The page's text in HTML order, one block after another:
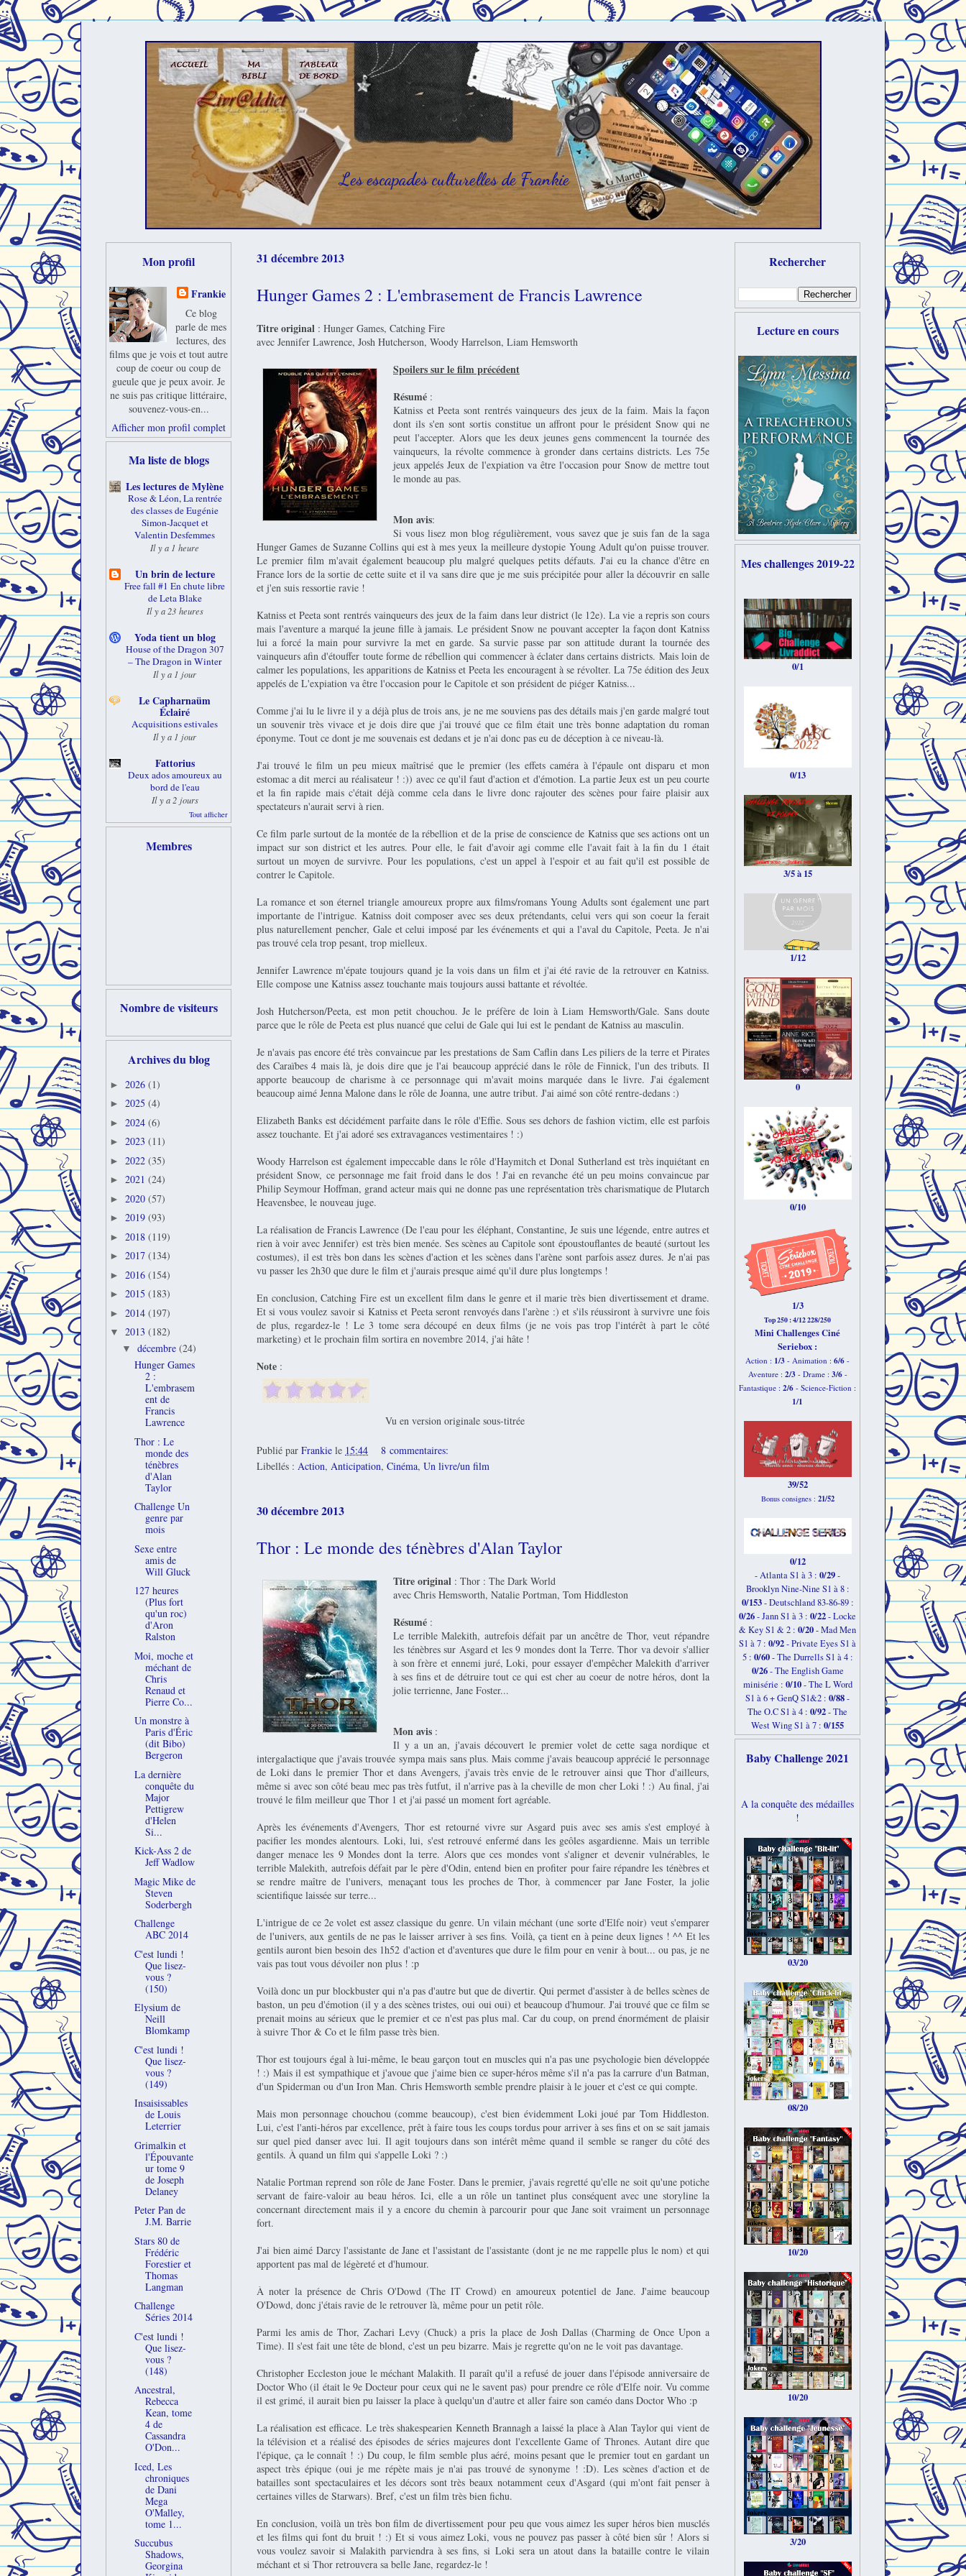
Les escapades culturelles de Frankie
31 décembre 2013
Hunger Games 2 : L'embrasement de Francis Lawrence
Titre original : Hunger Games, Catching Fire
avec Jennifer Lawrence, Josh Hutcherson, Woody Harrelson, Liam Hemsworth
Spoilers sur le film précédent
Résumé :
Katniss et Peeta sont rentrés vainqueurs des jeux de la faim. Mais la façon
dont ils s'en sont sortis constitue un affront pour le président Snow qui ne
peut l'accepter. Alors que les deux jeunes gens commencent la tournée des
vainqueurs, la révolte commence à gronder dans certains districts. Les 75e
jeux appelés Jeux de l'expiation va être l'occasion pour Snow de mettre tout
le monde au pas.
Mon avis:
Si vous lisez mon blog régulièrement, vous savez que je suis fan de la saga
Hunger Games de Suzanne Collins qui est à mes yeux la meilleure dystopie Young Adult qu'on puisse trouver.
Le premier film m'avait également beaucoup plu malgré quelques petits défauts. J'ai eu la chance d'être en
France lors de la sortie de cette suite et il va sans dire que je me suis précipitée pour aller la découvrir en salle
et j'en suis ressortie ravie !
Katniss et Peeta sont rentrés vainqueurs des jeux de la faim dans leur district (le 12e). La vie a repris son cours
mais l'aventure a marqué la jeune fille à jamais. Le président Snow ne pouvant accepter la façon dont Katniss
lui a forcé la main pour survivre la met en garde. Sa survie passe par son attitude durant la tournée des
vainqueurs afin d'étouffer toute forme de rébellion qui commencer à éclater dans certains districts. Mais loin de
calmer les populations, les apparitions de Katniss et Peeta les encouragent à se révolter. La 75e édition des Jeux
appelés de L'expiation va être l'occasion pour le Capitole et son président de piéger Katniss...
Comme j'ai lu le livre il y a déjà plus de trois ans, je ne me souviens pas des détails mais j'en garde malgré tout
un souvenir très vivace et je dois dire que j'ai trouvé que ce film était une très bonne adaptation du roman
éponyme. Tout ce dont je me souvenais est dedans et je n'ai donc pas eu de déception à ce niveau-là.
J'ai trouvé le film un peu mieux maîtrisé que le premier (les effets caméra à l'épaule ont disparu et mon
estomac a dit merci au réalisateur ! :)) avec ce qu'il faut d'action et d'émotion. La partie Jeux est un peu courte
et la fin rapide mais c'était déjà comme cela dans le livre donc rajouter des scènes pour faire plaisir aux
spectateurs n'aurait servi à rien.
Ce film parle surtout de la montée de la rébellion et de la prise de conscience de Katniss que ses actions ont un
impact sur son district et les autres. Pour elle, le fait d'avoir agi comme elle l'avait fait à la fin du 1 était
surtout un moyen de survivre. Pour les populations, c'est un appel à l'espoir et au fait qu'il est possible de
contrer le Capitole.
La romance et son éternel triangle amoureux propre aux films/romans Young Adults sont également une part
importante de l'intrigue. Katniss doit composer avec ses deux prétendants, celui vers qui son coeur la ferait
plus naturellement pencher, Gale et celui imposé par les événements et qui a l'aval du Capitole, Peeta. Je n'ai
pas trouvé cela trop pesant, trop mielleux.
Jennifer Lawrence m'épate toujours quand je la vois dans un film et j'ai été ravie de la retrouver en Katniss.
Elle compose une Katniss assez touchante mais toujours aussi battante et révoltée.
Josh Hutcherson/Peeta, est mon petit chouchou. Je le préfère de loin à Liam Hemsworth/Gale. Sans doute
parce que le rôle de Peeta est plus nuancé que celui de Gale qui lui est le pendant de Katniss au masculin.
Je n'avais pas encore été très convaincue par les prestations de Sam Caflin dans Les piliers de la terre et Pirates
des Caraïbes 4 mais là, je dois dire que je l'ai beaucoup apprécié dans le rôle de Finnick, l'un des tributs. Il
apporte beaucoup de charisme à ce personnage qui m'avait moins marquée dans le livre. J'ai également
beaucoup aimé Jenna Malone dans le rôle de Joanna, une autre tribut. J'ai aimé son côté rentre-dedans :)
Elizabeth Banks est décidément parfaite dans le rôle d'Effie. Sous ses dehors de fashion victim, elle est parfois
assez touchante. Et j'ai adoré ses extravagances vestimentaires ! :)
Woody Harrelson est également impeccable dans le rôle d'Haymitch et Donal Sutherland est très inquiétant en
président Snow, ce personnage me fait froid dans le dos ! J'ai en revanche été un peu moins convaincue par
Philip Seymour Hoffman, grand acteur mais qui ne donne pas une représentation très charismatique de Plutarch
Heavensbee, le nouveau juge.
La réalisation de Francis Lawrence (De l'eau pour les éléphant, Constantine, Je suis une légende, entre autres et
rien à voir avec Jennifer) est très bien menée. Ses scènes au Capitole sont époustouflantes de beauté (surtout les
costumes), il est très bon dans les scènes d'action et les scènes dans l'arène sont parfois assez dures. Je n'ai pas
vu passer les 2h30 que dure le film et j'aurais presque aimé qu'il dure plus longtemps !
En conclusion, Catching Fire est un excellent film dans le genre et il marie très bien divertissement et drame.
Et si vous voulez savoir si Katniss et Peeta seront renvoyés dans l'arène :) et s'ils réussiront à survivre une fois
de plus, regardez-le ! Le 3 tome sera découpé en deux films (je ne vois pas trop l'intérêt à part le côté
marketing) et le prochain film sortira en novembre 2014, j'ai hâte !
Note :
Vu en version originale sous-titrée
Publié par Frankie le 15:44
8 commentaires:
Libellés : Action, Anticipation, Cinéma, Un livre/un film
30 décembre 2013
Thor : Le monde des ténèbres d'Alan Taylor
Titre original : Thor : The Dark World
avec Chris Hemsworth, Natalie Portman, Tom Hiddleston
Résumé :
Le terrible Malekith, autrefois défait par un ancêtre de Thor, veut répandre
les ténèbres sur Asgard et les 9 mondes dont la Terre. Thor va devoir s'allier
à son frère et ennemi juré, Loki, pour essayer d'empêcher Malekith d'arriver
à ses fins et de détruire tout ce qui est cher au coeur de notre héros, dont la
jolie terrienne, Jane Foster...
Mon avis :
Il y a un an, j'avais découvert le premier volet de cette saga nordique et
intergalactique que j'avais trouvée sympa mais sans plus. Mais comme j'avais beaucoup apprécié le personnage
de Loki dans le premier Thor et dans Avengers, j'avais très envie de le retrouver ainsi que Thor d'ailleurs,
même si avec son côté beau mec pas très futfut, il n'arrive pas à la cheville de mon cher Loki ! :) Au final, j'ai
trouvé le film meilleur que Thor 1 et j'ai passé un moment fort agréable.
Après les événements d'Avengers, Thor est retourné vivre sur Asgard puis avec ses amis s'est employé à
pacifier les mondes alentours. Loki, lui, s'est retrouvé enfermé dans les geôles asgardienne. Mais un terrible
danger menace les 9 Mondes dont la terre. Alors que ces mondes vont s'aligner et devenir vulnérables, le
terrible Malekith, autrefois défait par le père d'Odin, entend bien en profiter pour faire répandre les ténèbres et
se rendre maître de l'univers, menaçant tous les proches de Thor, à commencer par Jane Foster, la jolie
scientifique laissée sur terre...
L'intrigue de ce 2e volet est assez classique du genre. Un vilain méchant (une sorte d'Elfe noir) veut s'emparer
de l'univers, aux gentils de ne pas le laisser arriver à ses fins. Voilà, ça tient en à peine deux lignes ! ^^ Et les
gentils auront bien besoin des 1h52 d'action et d'aventures que dure le film pour en venir à bout... ou pas, je ne
vais pas tout vous dévoiler non plus ! :p
Voilà donc un pur blockbuster qui n'a pas d'autre but que de divertir. Qui permet d'assister à de belles scènes de
baston, un peu d'émotion (il y a des scènes tristes, oui oui oui) et beaucoup d'humour. J'ai trouvé que ce film se
prenait moins au sérieux que le premier et ce n'est pas plus mal. Car du coup, on prend énormément de plaisir
à suivre Thor & Co et le film passe très bien.
Thor est toujours égal à lui-même, le beau garçon tout en muscles qui n'a pas une psychologie bien développée
! :) Mais il est sympathique et j'avoue que j'aime bien ce super-héros même s'il n'a pas la carrure d'un Batman,
d'un Spiderman ou d'un Iron Man. Chris Hemsworth semble prendre plaisir à le jouer et c'est ce qui compte.
Mais mon personnage chouchou (comme beaucoup), c'est bien évidemment Loki joué par Tom Hiddleston.
Lui, c'est l'anti-héros par excellence, prêt à faire tous les coups tordus pour arriver à ses fins et on se sait jamais
sur quel pied danser avec lui. Il agit toujours dans son intérêt même quand il semble se ranger du côté des
gentils. À quand un film qui s'appelle Loki ? :)
Natalie Portman reprend son rôle de Jane Foster. Dans le premier, j'avais regretté qu'elle ne soit qu'une potiche
servant de faire-valoir au beau héros. Ici, elle a un rôle un tantinet plus conséquent avec une storyline la
concernant directement mais il y a encore du chemin à parcourir pour que Jane soit vraiment un personnage
fort.
J'ai bien aimé Darcy l'assistante de Jane et l'assistant de l'assistante (dont je ne me rappelle plus le nom) et qui
apportent pas mal de légèreté et d'humour.
À noter la présence de Chris O'Dowd (The IT Crowd) en amoureux potentiel de Jane. J'aime beaucoup
O'Dowd, donc j'étais ravie de le retrouver là, même pour un petit rôle.
Parmi les amis de Thor, Zachari Levy (Chuck) a pris la place de Josh Dallas (Charming de Once Upon a
Time). Il s'est fait une tête de blond, c'est un peu bizarre. Mais je regrette qu'on ne le voit pas davantage.
Christopher Eccleston joue le méchant Malakith. Il paraît qu'il a refusé de jouer dans l'épisode anniversaire de
Doctor Who (il était le 9e Docteur pour ceux qui ne le savent pas) pour prendre ce rôle d'Elfe noir. Vu comme
il est grimé, il aurait bien pu laisser la place à quelqu'un d'autre et aller faire son caméo dans Doctor Who :p
La réalisation est efficace. Le très shakespearien Kenneth Brannagh a laissé la place à Alan Taylor qui vient de
la télévision et a réalisé des épisodes de séries majeures dont l'excellente Game of Thrones. Autant dire que
l'épique, ça le connaît ! :) Du coup, le film semble plus aéré, moins pesant que le premier tout en gardant un
aspect très épique (oui je me répète mais je n'ai pas trouvé de synonyme ! :D). Les scènes d'action et de
batailles sont spectaculaires et les décors sont très beaux notamment ceux d'Asgard (qui m'ont fait penser à
certaines villes de Starwars). Bref, c'est un film très bien fichu.
En conclusion, voilà un très bon film de divertissement pour peu que vous aimez les super héros bien musclés
et les films qui font du bruit ! :) Et si vous aimez Loki, vous ne pouvez pas passer à côté bien sûr ! Alors si
vous voulez savoir si Malakith parviendra à ses fins, si Loki sera un atout dans la bataille contre le vilain
méchant et si Thor retrouvera sa belle Jane, regardez-le !
Mon profil
Frankie
Ce blog
parle de mes
lectures, des
films que je vois et tout autre
coup de coeur ou coup de
gueule que je peux avoir. Je
ne suis pas critique littéraire,
souvenez-vous-en...
Afficher mon profil complet
Ma liste de blogs
Les lectures de Mylène
Rose & Léon, La rentrée
des classes de Eugénie
Simon-Jacquet et
Valentin Desfemmes
Il y a 1 heure
Un brin de lecture
Free fall #1 En chute libre
de Leta Blake
Il y a 23 heures
Yoda tient un blog
House of the Dragon 307
– The Dragon in Winter
Il y a 1 jour
Le Capharnaüm
Éclairé
Acquisitions estivales
Il y a 1 jour
Fattorius
Deux ados amoureux au
bord de l'eau
Il y a 2 jours
Tout afficher
Membres
Nombre de visiteurs
Archives du blog
► 2026 (1)
► 2025 (4)
► 2024 (6)
► 2023 (11)
► 2022 (35)
► 2021 (24)
► 2020 (57)
► 2019 (93)
► 2018 (119)
► 2017 (134)
► 2016 (154)
► 2015 (183)
► 2014 (197)
▼ 2013 (182)
▼ décembre (24)
Hunger Games
2 :
L'embrasem
ent de
Francis
Lawrence
Thor : Le
monde des
ténèbres
d'Alan
Taylor
Challenge Un
genre par
mois
Sexe entre
amis de
Will Gluck
127 heures
(Plus fort
qu'un roc)
d'Aron
Ralston
Moi, moche et
méchant de
Chris
Renaud et
Pierre Co...
Un monstre à
Paris d'Éric
(dit Bibo)
Bergeron
La dernière
conquête du
Major
Pettigrew
d'Helen
Si...
Kick-Ass 2 de
Jeff Wadlow
Magic Mike de
Steven
Soderbergh
Challenge
ABC 2014
C'est lundi !
Que lisez-
vous ?
(150)
Elysium de
Neill
Blomkamp
C'est lundi !
Que lisez-
vous ?
(149)
Insaisissables
de Louis
Leterrier
Grimalkin et
l'Épouvante
ur tome 9
de Joseph
Delaney
Peter Pan de
J.M. Barrie
Stars 80 de
Frédéric
Forestier et
Thomas
Langman
Challenge
Séries 2014
C'est lundi !
Que lisez-
vous ?
(148)
Ancestral,
Rebecca
Kean, tome
4 de
Cassandra
O'Don...
Iced, Les
chroniques
de Dani
Mega
O'Malley,
tome 1...
Succubus
Shadows,
Georgina
Rechercher
Lecture en cours
Mes challenges 2019-22
0/1
0/13
3/5 à 15
1/12
0
0/10
1/3
Top 250 : 4/12 228/250
Mini Challenges Ciné
Seriebox :
Action : 1/3 - Animation : 6/6 -
Aventure : 2/3- Drame : 3/6-
Fantastique : 2/6 - Science-Fiction :
1/1
39/52
Bonus consignes : 21/52
0/12
- Atlanta S1 à 3 : 0/29-
Brooklyn Nine-Nine S1 à 8 :
0/153- Deutschland 83-86-89 :
0/26-Jann S1 à 3 : 0/22- Locke
& Key S1 & 2 : 0/20- Mad Men
S1 à 7 : 0/92- Private Eyes S1 à
5 : 0/60- The Durrells S1 à 4 :
0/26- The English Game
minisérie : 0/10- The L Word
S1 à 6 + GenQ S1&2 : 0/88-
The O.C S1 à 4 : 0/92- The
West Wing S1 à 7 : 0/155
Baby Challenge 2021
A la conquête des médailles
!
03/20
08/20
10/20
10/20
3/20